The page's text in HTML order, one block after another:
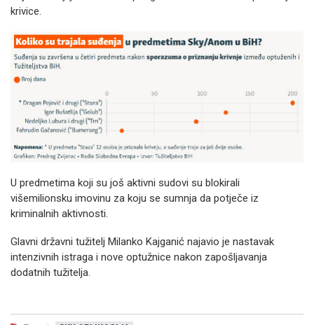
krivice.
U predmetima koji su još aktivni sudovi su blokirali
višemilionsku imovinu za koju se sumnja da potječe iz
kriminalnih aktivnosti.
Glavni državni tužitelj Milanko Kajganić najavio je nastavak
intenzivnih istraga i nove optužnice nakon zapošljavanja
dodatnih tužitelja.